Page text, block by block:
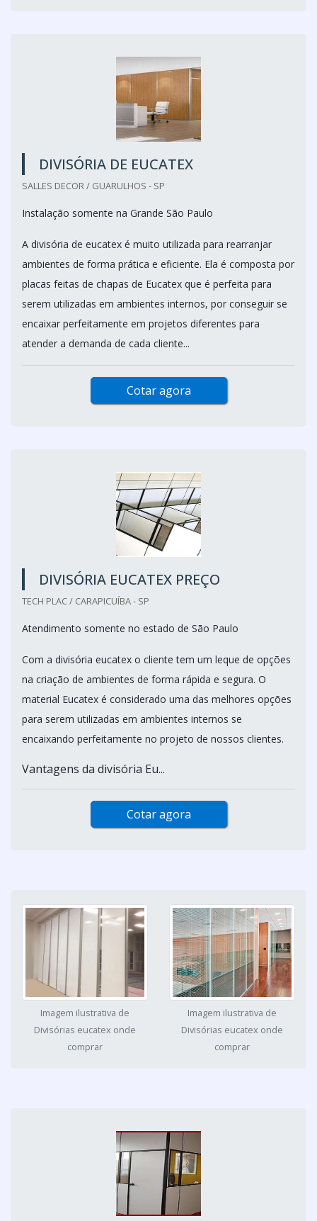
DIVISÓRIA DE EUCATEX
SALLES DECOR / GUARULHOS - SP
Instalação somente na Grande São Paulo
A divisória de eucatex é muito utilizada para rearranjar
ambientes de forma prática e eficiente. Ela é composta por
placas feitas de chapas de Eucatex que é perfeita para
serem utilizadas em ambientes internos, por conseguir se
encaixar perfeitamente em projetos diferentes para
atender a demanda de cada cliente...
Cotar agora
DIVISÓRIA EUCATEX PREÇO
TECH PLAC / CARAPICUÍBA - SP
Atendimento somente no estado de São Paulo
Com a divisória eucatex o cliente tem um leque de opções
na criação de ambientes de forma rápida e segura. O
material Eucatex é considerado uma das melhores opções
para serem utilizadas em ambientes internos se
encaixando perfeitamente no projeto de nossos clientes.
Vantagens da divisória Eu...
Cotar agora
Imagem ilustrativa de
Divisórias eucatex onde
comprar
Imagem ilustrativa de
Divisórias eucatex onde
comprar